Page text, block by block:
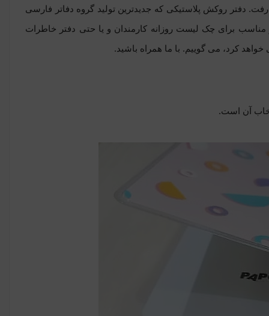
دفتر روکش پلاستیکیکه جدیدترین تولید گروه دفاتر فارسی
برای چک لیست روزانه کارمندان و یا حتی دفتر خاطرات
آن است.